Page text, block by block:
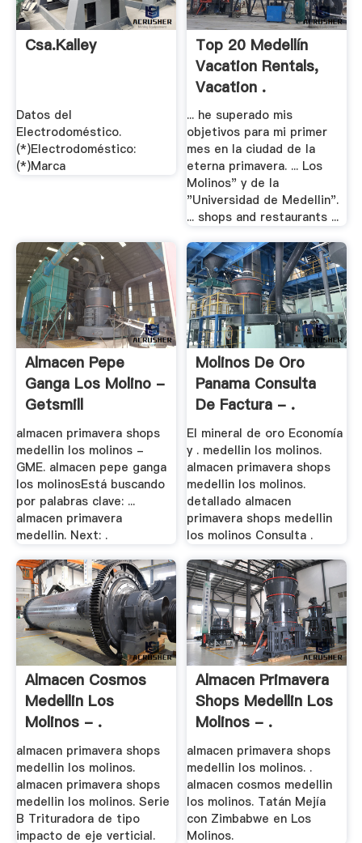
Csa.kalley
Datos del
Electrodoméstico.
(*)Electrodoméstico:
(*)Marca
Top 20 Medellín
Vacation Rentals,
Vacation .
... he superado mis
objetivos para mi primer
mes en la ciudad de la
eterna primavera. ... Los
Molinos" y de la
"Universidad de Medellin".
... shops and restaurants ...
Almacen Pepe
Ganga Los Molino -
Getsmill
almacen primavera shops
medellin los molinos -
GME. almacen pepe ganga
los molinosEstá buscando
por palabras clave: ...
almacen primavera
medellin. Next: .
Molinos De Oro
Panama Consulta
De Factura - .
El mineral de oro Economía
y . medellin los molinos.
almacen primavera shops
medellin los molinos.
detallado almacen
primavera shops medellin
los molinos Consulta .
Almacen Cosmos
Medellin Los
Molinos - .
almacen primavera shops
medellin los molinos.
almacen primavera shops
medellin los molinos. Serie
B Trituradora de tipo
impacto de eje verticial.
Almacen Primavera
Shops Medellin Los
Molinos - .
almacen primavera shops
medellin los molinos. .
almacen cosmos medellin
los molinos. Tatán Mejía
con Zimbabwe en Los
Molinos.